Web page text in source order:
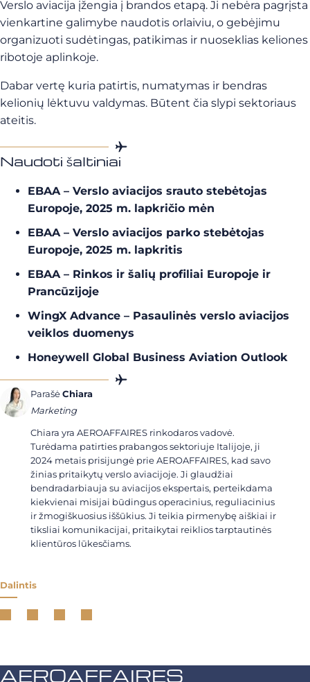
Verslo aviacija įžengia į brandos etapą. Ji nebėra pagrįsta
vienkartine galimybe naudotis orlaiviu, o gebėjimu
organizuoti sudėtingas, patikimas ir nuoseklias keliones
ribotoje aplinkoje.
Dabar vertę kuria patirtis, numatymas ir bendras
kelionių lėktuvu valdymas. Būtent čia slypi sektoriaus
ateitis.
Naudoti šaltiniai
EBAA – Verslo aviacijos srauto stebėtojas
Europoje, 2025 m. lapkričio mėn
EBAA – Verslo aviacijos parko stebėtojas
Europoje, 2025 m. lapkritis
EBAA – Rinkos ir šalių profiliai Europoje ir
Prancūzijoje
WingX Advance – Pasaulinės verslo aviacijos
veiklos duomenys
Honeywell Global Business Aviation Outlook
ParašėChiara
Marketing
Chiara yra AEROAFFAIRES rinkodaros vadovė.
Turėdama patirties prabangos sektoriuje Italijoje, ji
2024 metais prisijungė prie AEROAFFAIRES, kad savo
žinias pritaikytų verslo aviacijoje. Ji glaudžiai
bendradarbiauja su aviacijos ekspertais, perteikdama
kiekvienai misijai būdingus operacinius, reguliacinius
ir žmogiškuosius iššūkius. Ji teikia pirmenybę aiškiai ir
tiksliai komunikacijai, pritaikytai reiklios tarptautinės
klientūros lūkesčiams.
Dalintis
AEROAFFAIRES